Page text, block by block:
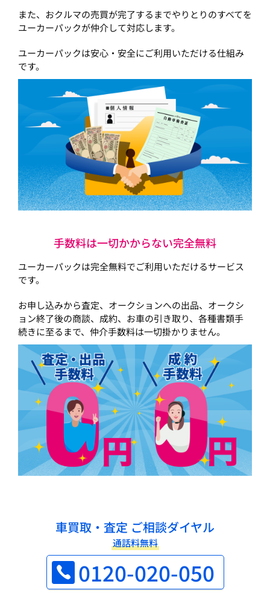
また、おクルマの売買が完了するまでやりとりのすべてを
ユーカーパックが仲介して対応します。
ユーカーパックは安心・安全にご利用いただける仕組み
です。
手数料は一切かからない完全無料
ユーカーパックは完全無料でご利用いただけるサービス
です。
お申し込みから査定、オークションへの出品、オークシ
ョン終了後の商談、成約、お車の引き取り、各種書類手
続きに至るまで、仲介手数料は一切掛かりません。
車買取・査定 ご相談ダイヤル
通話料無料
0120-020-050